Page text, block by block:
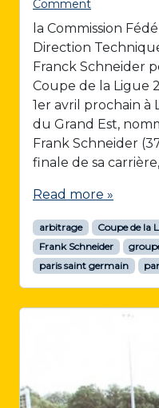
Comment
la Commission
Direction
Franck Schneider
Coupe de la Ligue
1er avril prochain à
du Grand Est,
Frank Schneider
finale de sa
Read more »
arbitrage Coupe de la
Frank Schneider
paris saint germain